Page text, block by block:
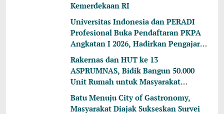
Kemerdekaan RI
Universitas Indonesia dan PERADI
Profesional Buka Pendaftaran PKPA
Angkatan I 2026, Hadirkan Pengajar
dari MA, Kejaksaan hingga KPK
Rakernas dan HUT ke 13
ASPRUMNAS, Bidik Bangun 50.000
Unit Rumah untuk Masyarakat
Berpenghasilan Rendah
Batu Menuju City of Gastronomy,
Masyarakat Diajak Sukseskan Survei